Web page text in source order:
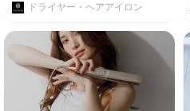
ドライヤー・ヘアアイロン